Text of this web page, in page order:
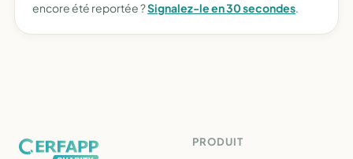
encore été reportée ?Signalez-le en 30 secondes.
PRODUIT